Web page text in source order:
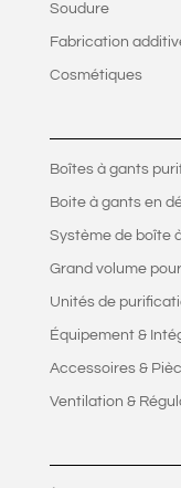
Soudure
Fabrication
Cosmétiques
Boîtes à gants
Boite à gants en
Système de boîte
Grand volume
Unités de
Équipement &
Accessoires &
Ventilation &